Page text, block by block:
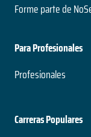
Forme parte de
Para Profesionales
Profesionales
Carreras Populares